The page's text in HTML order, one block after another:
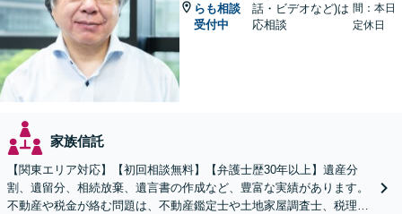
らも相談
受付中
話・ビデオなど)は
応相談
間：本日
定休日
家族信託
【関東エリア対応】【初回相談無料】【弁護士歴30年以上】遺産分
割、遺留分、相続放棄、遺言書の作成など、豊富な実績があります。
不動産や税金が絡む問題は、不動産鑑定士や土地家屋調査士、税理士